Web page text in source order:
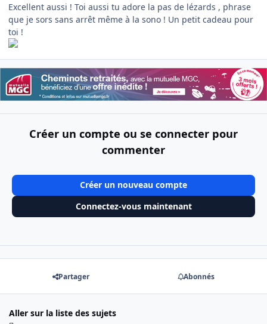
Excellent aussi ! Toi aussi tu adore la pas de lézards , phrase
que je sors sans arrêt même à la sono ! Un petit cadeau pour
toi !
Créer un compte ou se connecter pour
commenter
Créer un nouveau compte
Connectez-vous maintenant
Partager Abonnés
Aller sur la liste des sujets